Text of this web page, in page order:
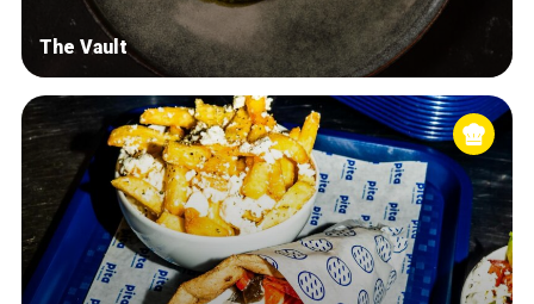
The Vault